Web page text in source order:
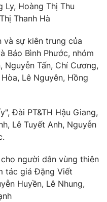
Ly, Hoàng Thị Thu
Thanh Hà
và sự kiên trung của
Báo Bình Phước, nhóm
Nguyễn Tấn, Chí Cương,
Lê Nguyên, Hồng
Đài PT&TH Hậu Giang,
Lê Tuyết Anh, Nguyễn
người dân vùng thiên
tác giả Đặng Viết
Huyền, Lê Nhung,